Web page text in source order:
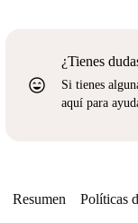
sentiment_very_satisfied
¿Tienes
Si tienes
aquí para
Resumen Políticas